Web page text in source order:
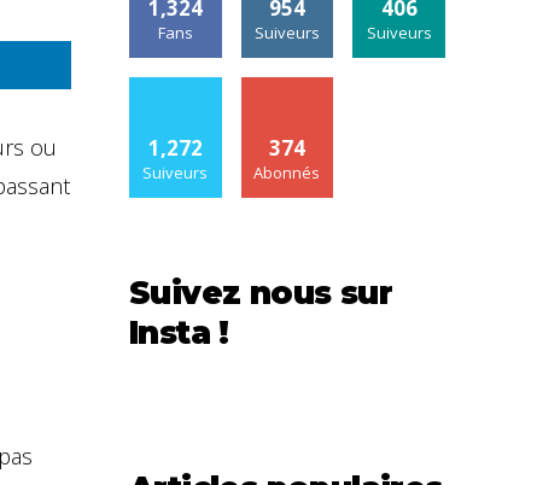
ou
1,324
Fans
954
Suiveurs
406
Suiveurs
1,272
Suiveurs
374
Abonnés
Suivez nous sur
Insta !